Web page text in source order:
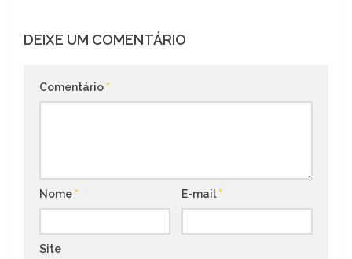
DEIXE UM COMENTÁRIO
Comentário *
Nome * E-mail *
Site